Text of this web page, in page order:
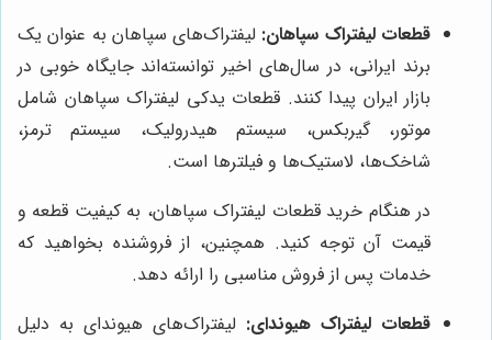
قطعات لیفتراک سپاهان: لیفتراک‌های سپاهان به عنوان یک
برند ایرانی، در سال‌های اخیر توانسته‌اند جایگاه خوبی در
بازار ایران پیدا کنند. قطعات یدکی لیفتراک سپاهان شامل
موتور، گیربکس، سیستم هیدرولیک، سیستم ترمز،
شاخک‌ها، لاستیک‌ها و فیلترها است.
در هنگام خرید قطعات لیفتراک سپاهان، به کیفیت قطعه و
قیمت آن توجه کنید. همچنین، از فروشنده بخواهید که
خدمات پس از فروش مناسبی را ارائه دهد.
قطعات لیفتراک هیوندای: لیفتراک‌های هیوندای به دلیل